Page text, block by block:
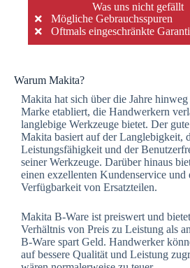
Was uns nicht gefällt
Mögliche Gebrauchsspuren
Oftmals eingeschränkte
Warum Makita?
Makita hat sich über die Jahre hinweg
Marke etabliert, die Handwerkern
langlebige Werkzeuge bietet. Der
Makita basiert auf der Langlebigkeit,
Leistungsfähigkeit und der
seiner Werkzeuge. Darüber hinaus
einen exzellenten Kundenservice und
Verfügbarkeit von Ersatzteilen.
Makita B-Ware ist preiswert und
Verhältnis von Preis zu Leistung als
B-Ware spart Geld. Handwerker
auf bessere Qualität und Leistung